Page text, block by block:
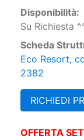
Disponibilità:
Su Richiesta
Scheda
Eco Resort,
2382
RICHIEDI
OFFERTA